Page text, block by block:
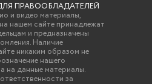
ПРАВООБЛАДАТЕЛЕЙ
и видео материалы,
нашем сайте принадлежат
и предназначены
Наличие
никаким образом не
нашего
на данные материалы.
за